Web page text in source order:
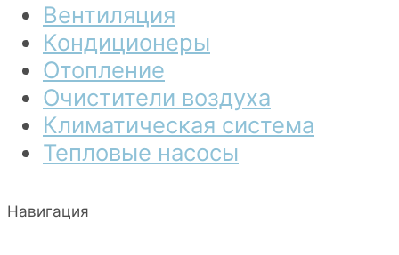
Вентиляция
Кондиционеры
Отопление
Очистители воздуха
Климатическая система
Тепловые насосы
Навигация